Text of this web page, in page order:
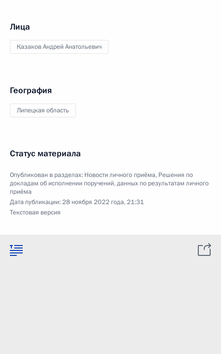
Лица
Казаков Андрей Анатольевич
География
Липецкая область
Статус материала
Опубликован в разделах: Новости личного приёма, Решения по
докладам об исполнении поручений, данных по результатам личного
приёма
Дата публикации:28 ноября 2022 года, 21:31
Текстовая версия